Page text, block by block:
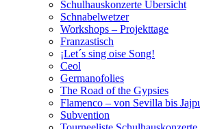
Schulhauskonzerte Übersicht
Schnabelwetzer
Workshops – Projekttage
Franzastisch
¡Let´s sing oise Song!
Ceol
Germanofolies
The Road of the Gypsies
Flamenco – von Sevilla bis
Subvention